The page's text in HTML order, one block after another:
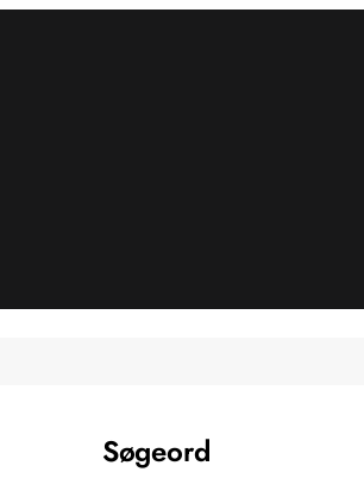
Søgeord